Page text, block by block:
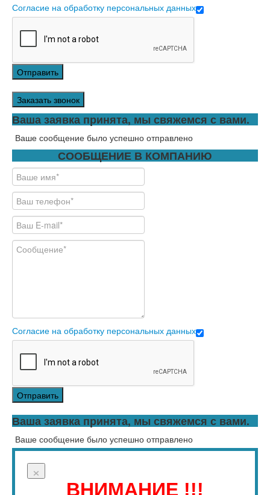
Согласие на обработку персональных данных
Отправить
Заказать звонок
Ваша заявка принята, мы свяжемся с вами.
Ваше сообщение было успешно отправлено
СООБЩЕНИЕ В КОМПАНИЮ
Согласие на обработку персональных данных
Отправить
Ваша заявка принята, мы свяжемся с вами.
Ваше сообщение было успешно отправлено
Магазин
×
ВНИМАНИЕ !!!